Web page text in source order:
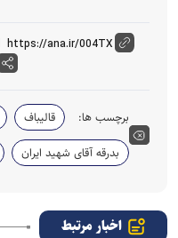
برچسب ها: قالیباف
بدرقه آقای شهید ایران
اخبار مرتبط